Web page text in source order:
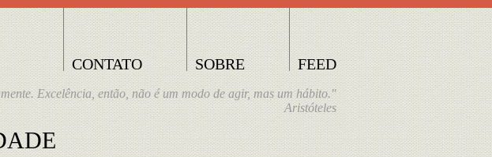
FEED
SOBRE
CONTATO
Excelência, então, não é um modo de agir, mas um hábito."
Aristóteles